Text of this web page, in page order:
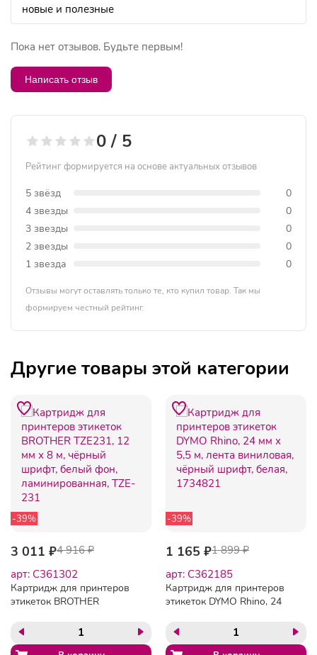
Пока нет отзывов. Будьте первым!
Написать отзыв
0 / 5
Рейтинг формируется на основе актуальных отзывов
5 звёзд
0
4 звезды
0
3 звезды
0
2 звезды
0
1 звезда
0
Отзывы могут оставлять только те, кто купил товар. Так мы
формируем честный рейтинг.
Другие товары этой категории
-39%
3 011 ₽4 916 ₽
арт: C361302
Картридж для принтеров
этикеток BROTHER
чёрный шрифт, белый
фон, ламинированная,
-39%
1 165 ₽1 899 ₽
арт: C362185
Картридж для принтеров
этикеток DYMO Rhino, 24
виниловая, чёрный шрифт,
белая, 1734821